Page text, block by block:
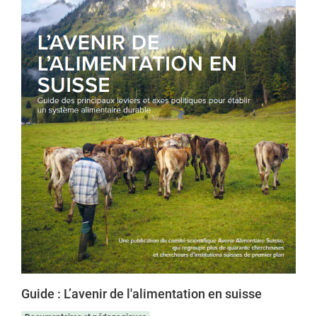
Guide : L’avenir de l'alimentation en suisse